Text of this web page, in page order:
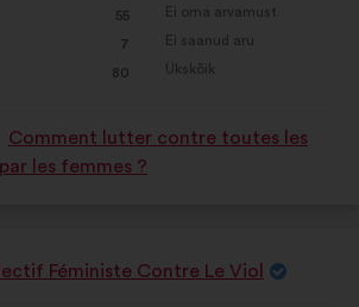
55
7
80
:Ei oma arvamust
:korda
Ei saanud aru
:korda
Ükskõik
:korda
Comment lutter contre toutes les
les femmes ?
Féministe Contre Le Viol